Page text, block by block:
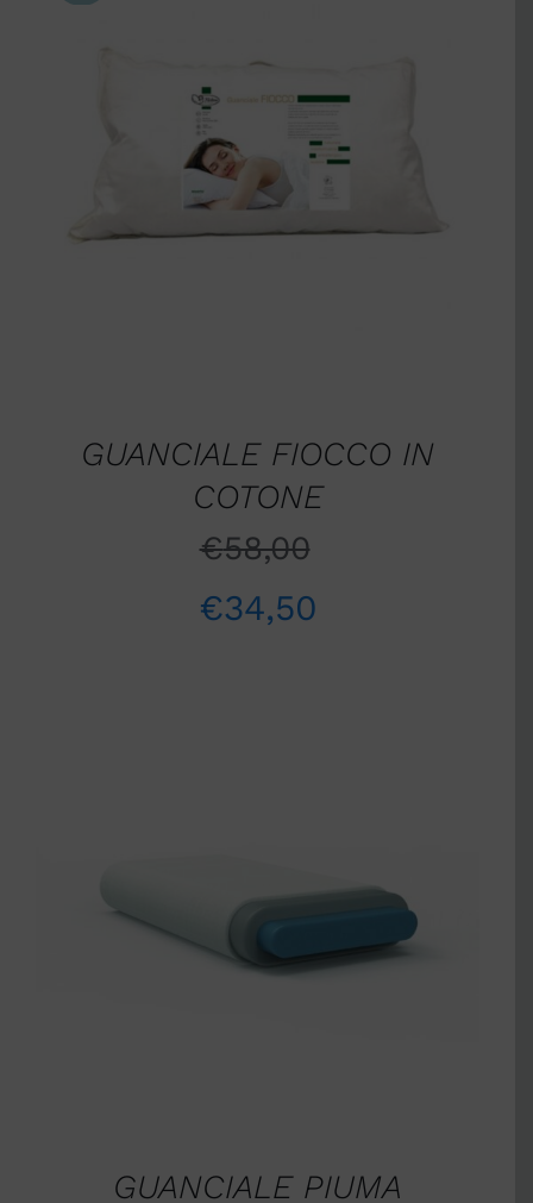
AGGIUNGI AL CARRELLO
GUANCIALE FIOCCO IN
COTONE
€58,00
€34,50
AGGIUNGI AL CARRELLO
GUANCIALE PIUMA